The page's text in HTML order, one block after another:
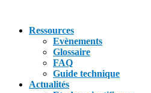
Ressources
Evènements
Glossaire
FAQ
Guide technique
Actualités